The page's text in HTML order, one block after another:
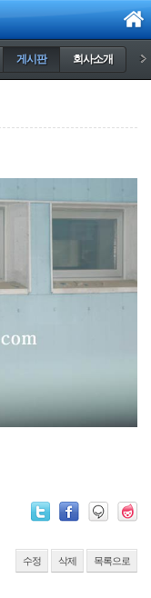
게시판 회사소개 >
수정 삭제 목록으로